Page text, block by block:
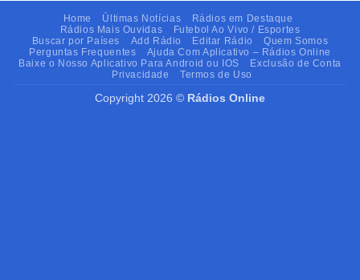
Home Últimas Notícias
Rádios em Destaque
Rádios Mais Ouvidas
Futebol Ao Vivo / Esportes
Buscar por Países
Add Rádio Editar Rádio
Quem Somos
Perguntas Frequentes
Ajuda Com Aplicativo – Rádios Online
Baixe o Nosso Aplicativo Para Android ou IOS
Exclusão de Conta
Privacidade
Termos de Uso
Copyright 2026 © Rádios Online